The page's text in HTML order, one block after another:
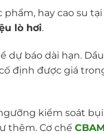
hay cao su
lò hơi.
báo dài hạn.
định được giá
kiểm soát bụi,
thêm. Cơ chế CBAM